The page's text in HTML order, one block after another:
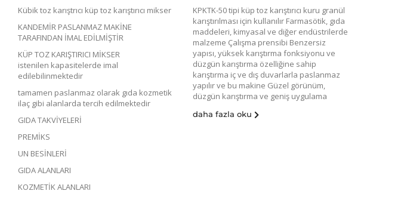
Kübik toz karıştrıcı küp toz karıştırıcı mikser
KANDEMİR PASLANMAZ MAKİNE
TARAFINDAN İMAL EDİLMİŞTİR
KÜP TOZ KARIŞTIRICI MİKSER
istenilen kapasitelerde imal
edilebilinmektedir
tamamen paslanmaz olarak gıda kozmetik
ilaç gibi alanlarda tercih edilmektedir
GIDA TAKVİYELERİ
PREMİKS
UN BESİNLERİ
GIDA ALANLARI
KOZMETİK ALANLARI
KPKTK-50 tipi küp toz karıştırıcı kuru granül
karıştırılması için kullanılır Farmasötik, gıda
maddeleri, kimyasal ve diğer endüstrilerde
malzeme Çalışma prensibi Benzersiz
yapısı, yüksek karıştırma fonksiyonu ve
düzgün karıştırma özelliğine sahip
karıştırma iç ve dış duvarlarla paslanmaz
yapılır ve bu makine Güzel görünüm,
düzgün karıştırma ve geniş uygulama
daha fazla oku